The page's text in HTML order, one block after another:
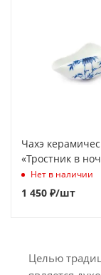
Чахэ
«Тростник в
Нет в наличии
1 450 ₽/шт
Целью